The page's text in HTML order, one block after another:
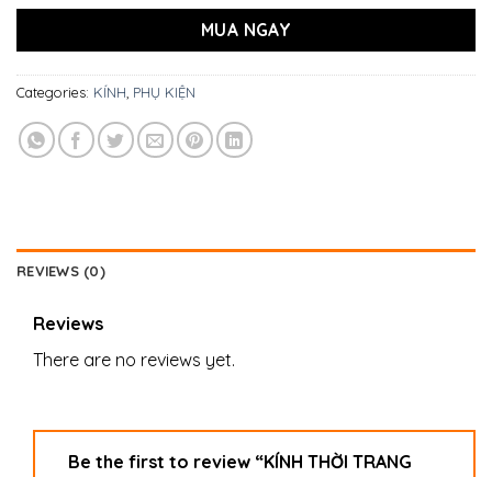
MUA NGAY
Categories: KÍNH PHỤ KIỆN
REVIEWS (0)
Reviews
There are no reviews yet.
Be the first to review “KÍNH THỜI TRANG